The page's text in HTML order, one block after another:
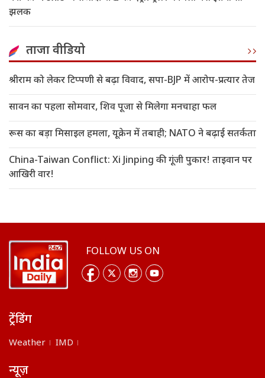
झलक
ताजा वीडियो
श्रीराम को लेकर टिप्पणी से बढ़ा विवाद, सपा-BJP में आरोप-प्रत्यार तेज
सावन का पहला सोमवार, शिव पूजा से मिलेगा मनचाहा फल
रूस का बड़ा मिसाइल हमला, यूक्रेन में तबाही; NATO ने बढ़ाई सतर्कता
China-Taiwan Conflict: Xi Jinping की गूंजी पुकार! ताइवान पर
आखिरी वार!
FOLLOW US ON
ट्रेंडिंग
Weather IMD
न्यूज़